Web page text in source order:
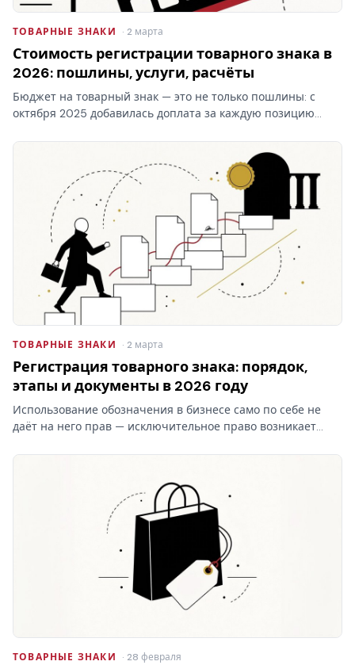
ТОВАРНЫЕ ЗНАКИ · 2 марта
Стоимость регистрации товарного знака в
2026: пошлины, услуги, расчёты
Бюджет на товарный знак — это не только пошлины: с
октября 2025 добавилась доплата за каждую позицию
товарного знака складывается из трёх блоков, и самый…
ТОВАРНЫЕ ЗНАКИ · 2 марта
Регистрация товарного знака: порядок,
этапы и документы в 2026 году
Использование обозначения в бизнесе само по себе не
даёт на него прав — исключительное право возникает
Разбираем этапы процедуры, документы, пошлины и
ТОВАРНЫЕ ЗНАКИ · 28 февраля